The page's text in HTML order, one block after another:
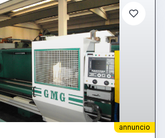
annuncio